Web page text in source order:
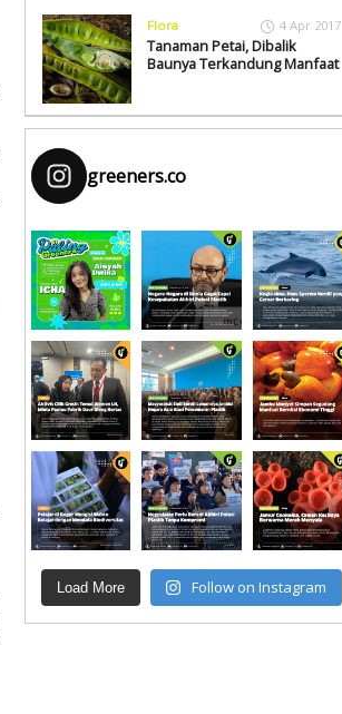
Flora 4 Apr 2017
Tanaman Petai, Dibalik
Baunya Terkandung Manfaat
greeners.co
Load More Follow on Instagram